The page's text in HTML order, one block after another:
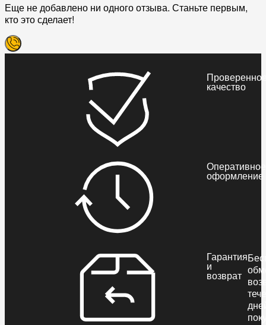
Еще не добавлено ни одного отзыва. Станьте первым,
кто это сделает!
качество
Оперативное
оформление
Гарантия
и
возврат